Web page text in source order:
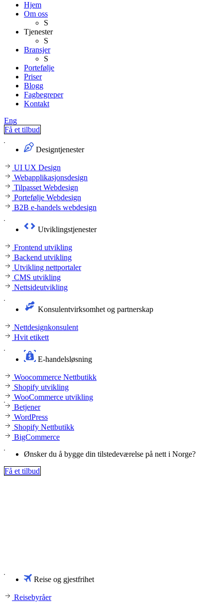
Hjem
Om oss
S
Tjenester
S
Bransjer
S
Portefølje
Priser
Blogg
Fagbegreper
Kontakt
Eng
Få et tilbud
Designtjenester
UI UX Design
Webapplikasjonsdesign
Tilpasset Webdesign
Portefølje Webdesign
B2B e-handels webdesign
Utviklingstjenester
Frontend utvikling
Backend utvikling
Utvikling nettportaler
CMS utvikling
Nettsideutvikling
Konsulentvirksomhet og partnerskap
Nettdesignkonsulent
Hvit etikett
E-handelsløsning
Woocommerce Nettbutikk
Shopify utvikling
WooCommerce utvikling
Betjener
WordPress
Shopify Nettbutikk
BigCommerce
Ønsker du å bygge din tilstedeværelse på nett i Norge?
Få et tilbud
Reise og gjestfrihet
Reisebyråer